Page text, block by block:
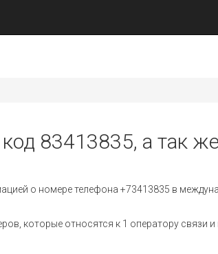
83413835, а так
о номере телефона +73413835 в
которые относятся к 1 оператору связи и